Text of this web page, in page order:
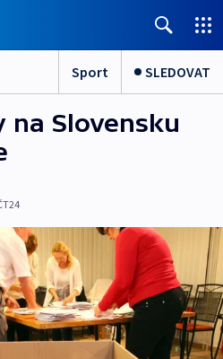
Sport SLEDOVAT
na Slovensku